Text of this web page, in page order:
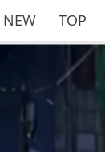
NEW TOP